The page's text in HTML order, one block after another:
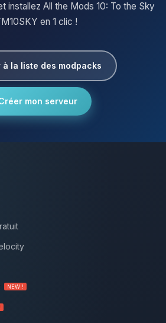
installez All the Mods 10: To the Sky
en 1 clic !
à la liste des modpacks
mon serveur
NEW !